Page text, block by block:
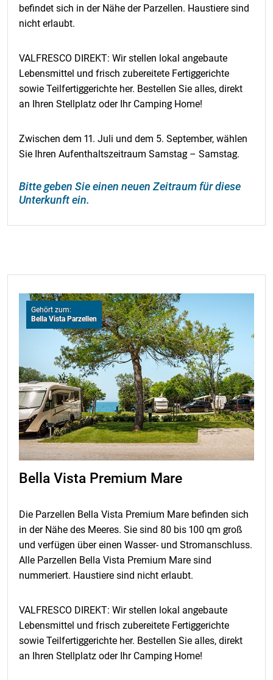
befindet sich in der Nähe der Parzellen. Haustiere sind
nicht erlaubt.
VALFRESCO DIREKT: Wir stellen lokal angebaute
Lebensmittel und frisch zubereitete Fertiggerichte
sowie Teilfertiggerichte her. Bestellen Sie alles, direkt
an Ihren Stellplatz oder Ihr Camping Home!
Zwischen dem 11. Juli und dem 5. September, wählen
Sie Ihren Aufenthaltszeitraum Samstag – Samstag.
Bitte geben Sie einen neuen Zeitraum für diese
Unterkunft ein.
Gehört zum:
Bella Vista Parzellen
Bella Vista Premium Mare
Die Parzellen Bella Vista Premium Mare befinden sich
in der Nähe des Meeres. Sie sind 80 bis 100 qm groß
und verfügen über einen Wasser- und Stromanschluss.
Alle Parzellen Bella Vista Premium Mare sind
nummeriert. Haustiere sind nicht erlaubt.
VALFRESCO DIREKT: Wir stellen lokal angebaute
Lebensmittel und frisch zubereitete Fertiggerichte
sowie Teilfertiggerichte her. Bestellen Sie alles, direkt
an Ihren Stellplatz oder Ihr Camping Home!